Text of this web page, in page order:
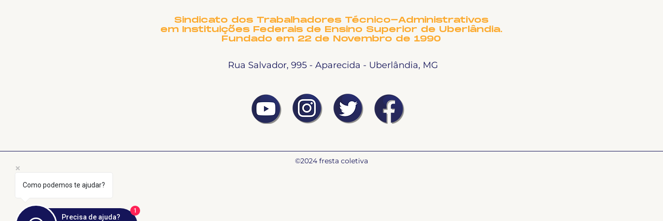
hospitais cubanos
Sindicato dos Trabalhadores Técnico-Administrativos
em Instituições Federais de Ensino Superior de Uberlândia.
Fundado em 22 de Novembro de 1990
Rua Salvador, 995 - Aparecida - Uberlândia, MG
©2024 fresta coletiva
Como podemos te ajudar?
Precisa de ajuda?
1